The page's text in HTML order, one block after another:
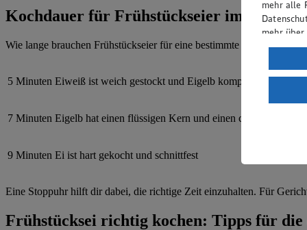
Kochdauer für Frühstückseier im
Wie lange brauchen Frühstückseier für eine bestimmte
5 Minuten Eiweiß ist weich gestockt und Eigelb komplett flüssig
7 Minuten Eigelb hat einen flüssigen Kern und einen cremigen Rand
9 Minuten Ei ist hart gekocht und schnittfest
Eine Stoppuhr hilft dir dabei, die richtige Zeit einzuhalten. Für
Frühstücksei richtig kochen: Tipps für
mehr alle
mehr
Wenn
ein,
einem
Risiko